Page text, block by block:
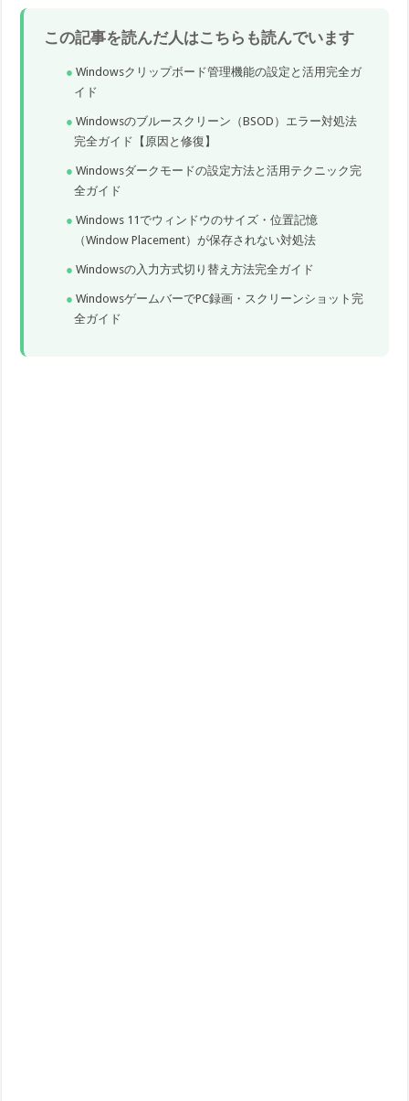
この記事を読んだ人はこちらも読んでいます
Windowsクリップボード管理機能の設定と活用完全ガ
イド
Windowsのブルースクリーン（BSOD）エラー対処法
完全ガイド【原因と修復】
Windowsダークモードの設定方法と活用テクニック完
全ガイド
Windows 11でウィンドウのサイズ・位置記憶
（Window Placement）が保存されない対処法
Windowsの入力方式切り替え方法完全ガイド
WindowsゲームバーでPC録画・スクリーンショット完
全ガイド